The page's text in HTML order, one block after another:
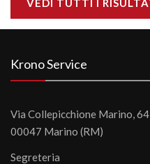
VEDI TUTTI I
Krono Service
Via Collepicchione Marino, 64
00047 Marino (RM)
Segreteria